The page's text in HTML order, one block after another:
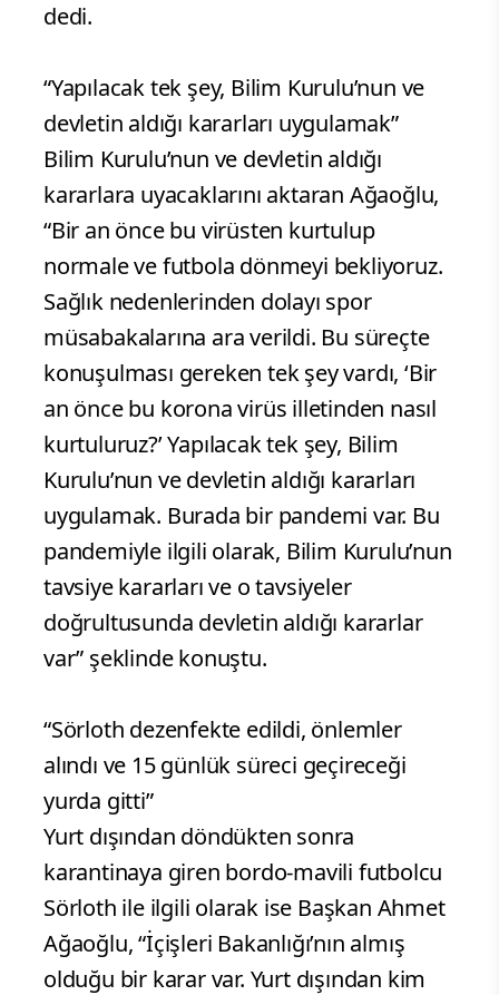
dedi.
“Yapılacak tek şey, Bilim Kurulu’nun ve
devletin aldığı kararları uygulamak”
Bilim Kurulu’nun ve devletin aldığı
kararlara uyacaklarını aktaran Ağaoğlu,
“Bir an önce bu virüsten kurtulup
normale ve futbola dönmeyi bekliyoruz.
Sağlık nedenlerinden dolayı spor
müsabakalarına ara verildi. Bu süreçte
konuşulması gereken tek şey vardı, ‘Bir
an önce bu korona virüs illetinden nasıl
kurtuluruz?’ Yapılacak tek şey, Bilim
Kurulu’nun ve devletin aldığı kararları
uygulamak. Burada bir pandemi var. Bu
pandemiyle ilgili olarak, Bilim Kurulu’nun
tavsiye kararları ve o tavsiyeler
doğrultusunda devletin aldığı kararlar
var” şeklinde konuştu.
“Sörloth dezenfekte edildi, önlemler
alındı ve 15 günlük süreci geçireceği
yurda gitti”
Yurt dışından döndükten sonra
karantinaya giren bordo-mavili futbolcu
Sörloth ile ilgili olarak ise Başkan Ahmet
Ağaoğlu, “İçişleri Bakanlığı’nın almış
olduğu bir karar var. Yurt dışından kim